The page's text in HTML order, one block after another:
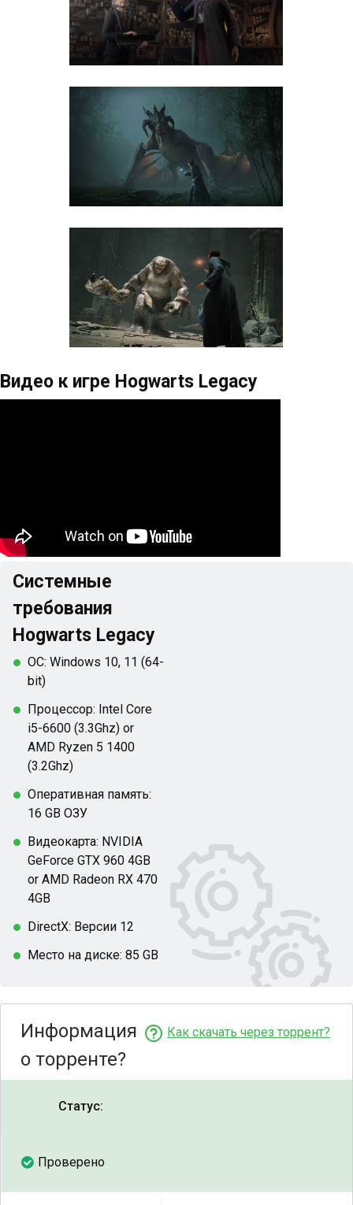
Видео к игре Hogwarts Legacy
Системные
требования
Hogwarts Legacy
ОС: Windows 10, 11 (64-
bit)
Процессор: Intel Core
i5-6600 (3.3Ghz) or
AMD Ryzen 5 1400
(3.2Ghz)
Оперативная память:
16 GB ОЗУ
Видеокарта: NVIDIA
GeForce GTX 960 4GB
or AMD Radeon RX 470
4GB
DirectX: Версии 12
Место на диске: 85 GB
Как скачать через торрент?
Информация
о торренте?
Статус:
Проверено